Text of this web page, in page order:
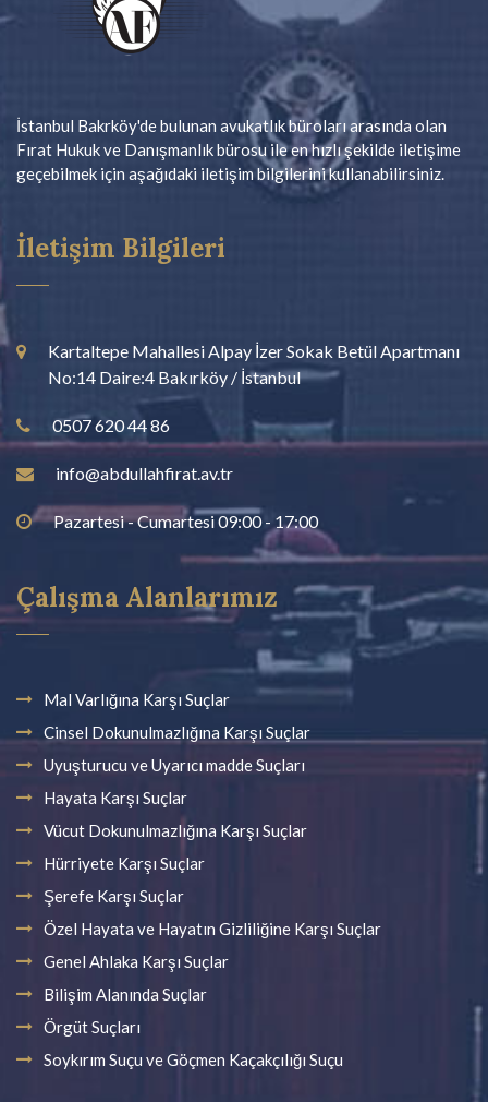
İstanbul Bakrköy'de bulunan avukatlık büroları arasında olan
Fırat Hukuk ve Danışmanlık bürosu ile en hızlı şekilde iletişime
geçebilmek için aşağıdaki iletişim bilgilerini kullanabilirsiniz.
İletişim Bilgileri
Kartaltepe Mahallesi Alpay İzer Sokak Betül Apartmanı
No:14 Daire:4 Bakırköy / İstanbul
0507 620 44 86
info@abdullahfirat.av.tr
Pazartesi - Cumartesi 09:00 - 17:00
Çalışma Alanlarımız
Mal Varlığına Karşı Suçlar
Cinsel Dokunulmazlığına Karşı Suçlar
Uyuşturucu ve Uyarıcı madde Suçları
Hayata Karşı Suçlar
Vücut Dokunulmazlığına Karşı Suçlar
Hürriyete Karşı Suçlar
Şerefe Karşı Suçlar
Özel Hayata ve Hayatın Gizliliğine Karşı Suçlar
Genel Ahlaka Karşı Suçlar
Bilişim Alanında Suçlar
Örgüt Suçları
Soykırım Suçu ve Göçmen Kaçakçılığı Suçu